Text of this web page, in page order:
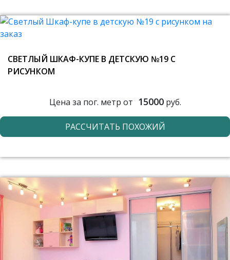
СВЕТЛЫЙ ШКАФ-КУПЕ В ДЕТСКУЮ №19 С
РИСУНКОМ
Цена за пог. метр от 15000руб.
РАССЧИТАТЬ ПОХОЖИЙ